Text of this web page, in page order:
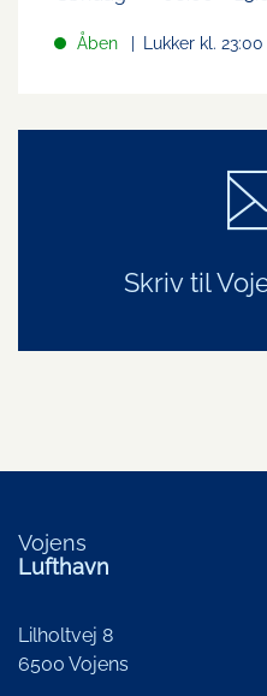
Åben Lukker kl. 23:00
Skriv til
Vojens
Lufthavn
Lilholtvej 8
6500 Vojens